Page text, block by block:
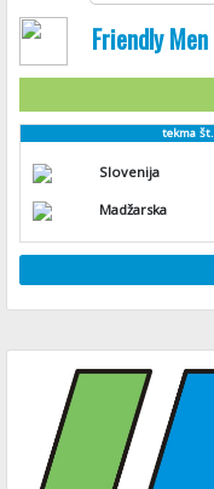
Friendly Men
tekma
Slovenija
Madžarska